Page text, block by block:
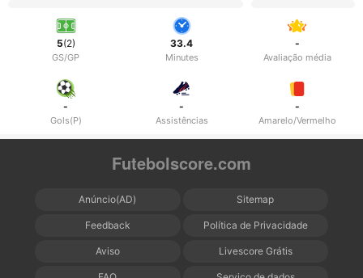
5(2)
GS/GP
33.4
Minutes
-
Avaliação média
-
Gols(P)
-
Assistências
-
Amarelo/Vermelho
Futebolscore.com
Anúncio(AD) Sitemap
Feedback Política de Privacidade
Aviso Livescore Grátis